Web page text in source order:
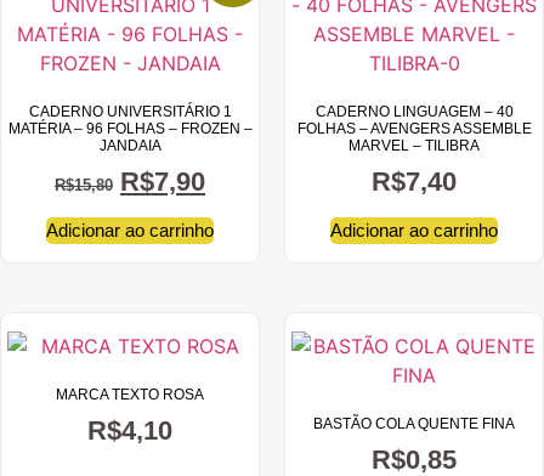
CADERNO UNIVERSITÁRIO 1
MATÉRIA – 96 FOLHAS – FROZEN –
JANDAIA
R$15,80 R$7,90
Adicionar ao carrinho
CADERNO LINGUAGEM – 40
FOLHAS – AVENGERS ASSEMBLE
MARVEL – TILIBRA
R$7,40
Adicionar ao carrinho
MARCA TEXTO ROSA
R$4,10 BASTÃO COLA QUENTE FINA
R$0,85